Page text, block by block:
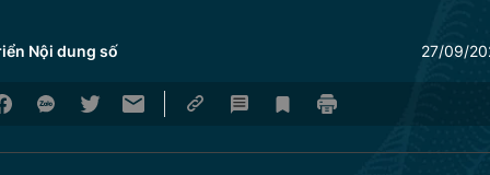
Nội dung số 27/09/